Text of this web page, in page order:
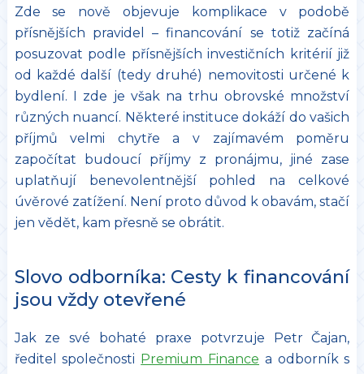
Zde se nově objevuje komplikace v podobě
přísnějších pravidel – financování se totiž začíná
posuzovat podle přísnějších investičních kritérií již
od každé další (tedy druhé) nemovitosti určené k
bydlení. I zde je však na trhu obrovské množství
různých nuancí. Některé instituce dokáží do vašich
příjmů velmi chytře a v zajímavém poměru
započítat budoucí příjmy z pronájmu, jiné zase
uplatňují benevolentnější pohled na celkové
úvěrové zatížení. Není proto důvod k obavám, stačí
jen vědět, kam přesně se obrátit.
Slovo odborníka: Cesty k financování
jsou vždy otevřené
Jak ze své bohaté praxe potvrzuje Petr Čajan,
ředitel společnosti Premium Finance a odborník s